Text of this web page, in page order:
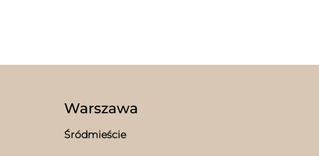
na
stronie
produktu
Warszawa
Śródmieście